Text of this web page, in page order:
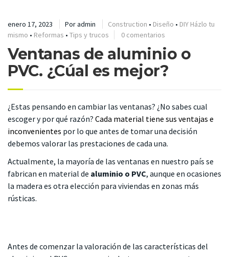
enero 17, 2023 Poradmin Construction • Diseño • DIY Házlo tu
mismo • Reformas • Tips y trucos 0 comentarios
Ventanas de aluminio o
PVC. ¿Cúal es mejor?
¿Estas pensando en cambiar las ventanas? ¿No sabes cual
escoger y por qué razón? Cada material tiene sus ventajas e
inconvenientes por lo que antes de tomar una decisión
debemos valorar las prestaciones de cada una.
Actualmente, la mayoría de las ventanas en nuestro país se
fabrican en material de aluminio o PVC, aunque en ocasiones
la madera es otra elección para viviendas en zonas más
rústicas.
Antes de comenzar la valoración de las características del